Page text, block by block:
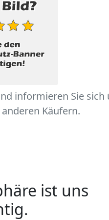
informieren Sie sich
Käufern.
ist uns